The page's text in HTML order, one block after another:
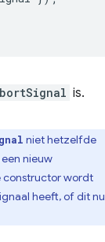
is.
niet hetzelfde
nieuw
constructor wordt
heeft, of dit nu